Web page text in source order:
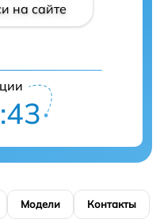
на сайте
Модели Контакты